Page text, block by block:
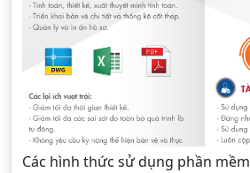
Các hình thức sử dụng phần mềm